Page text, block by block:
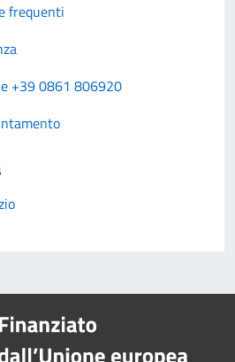
frequenti
+39 0861 806920